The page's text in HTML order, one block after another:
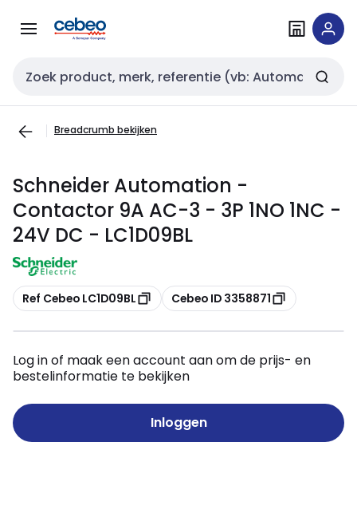
naar
naar
Zoekveld invoer
Breadcrumb bekijken
Schneider Automation -
Contactor 9A AC-3 - 3P 1NO 1NC -
24V DC - LC1D09BL
Kopiëren
Ref Cebeo LC1D09BL Kopiëren
Cebeo ID 3358871
Log in of maak een account aan om de prijs- en
bestelinformatie te bekijken
Inloggen